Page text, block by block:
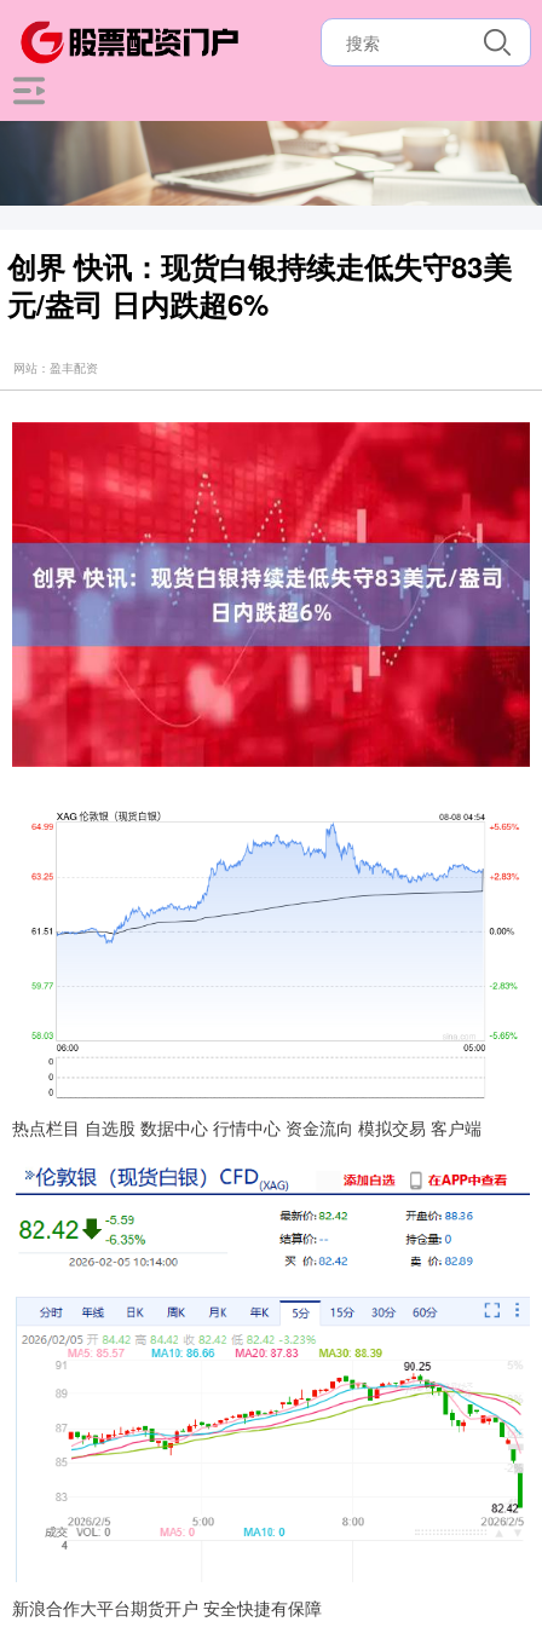
创界 快讯：现货白银持续走低失守83美
元/盎司 日内跌超6%
网站：盈丰配资
热点栏目 自选股 数据中心 行情中心 资金流向 模拟交易 客户端
新浪合作大平台期货开户 安全快捷有保障